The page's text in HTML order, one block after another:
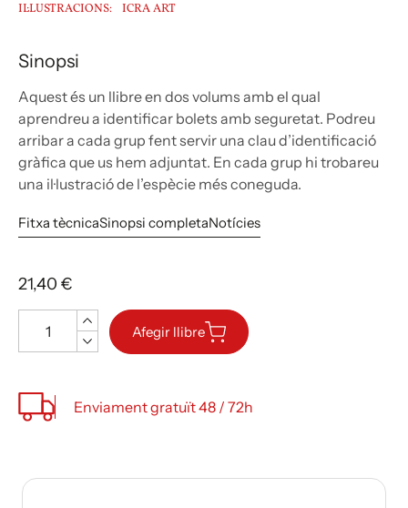
IL·LUSTRACIONS:
ICRA ART
Sinopsi
Aquest és un llibre en dos volums amb el qual
aprendreu a identificar bolets amb seguretat. Podreu
arribar a cada grup fent servir una clau d’identificació
gràfica que us hem adjuntat. En cada grup hi trobareu
una il·lustració de l’espècie més coneguda.
Fitxa tècnicaSinopsi completaNotícies
21,40 €
Afegir llibre
Enviament gratuït 48 / 72h